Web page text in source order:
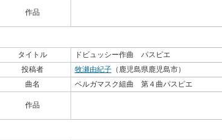
作品
タイトル
ドビュッシー作曲 パスピエ
投稿者
牧瀬由紀子（鹿児島県鹿児島市）
曲名
ベルガマスク組曲 第４曲パスピエ
作品